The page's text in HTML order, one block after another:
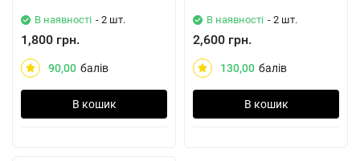
В наявності - 2 шт.
1,800 грн.
90,00 балів
В кошик
В наявності - 2 шт.
2,600 грн.
130,00 балів
В кошик